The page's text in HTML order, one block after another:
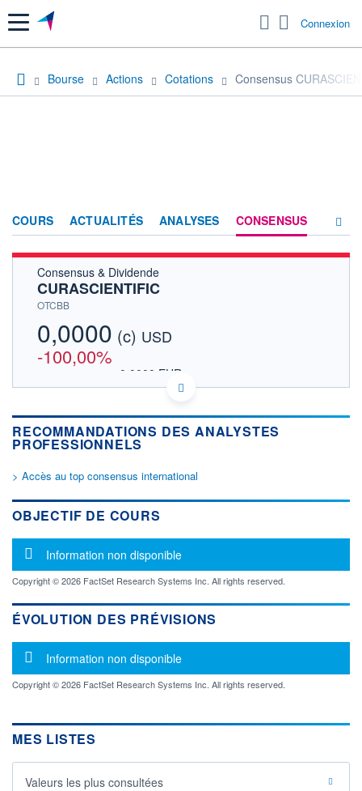
Menu Connexion
Bourse Actions Cotations Consensus
COURS ACTUALITÉS ANALYSES CONSENSUS
Consensus & Dividende
CURASCIENTIFIC
OTCBB
0,0000 (c) USD
-100,00%
0,0000 EUR
DONNÉES TEMPS DIFFÉRÉ
Politique d'exécution
Cotation sur les autres places
OUVERTURE CLÔTURE VEILLE
0,0000
0
VALORISATION
LIMITE À LA
BAISSE
0,0000
LIMITE À LA
HAUSSE
0,0000
RENDEMENT
ESTIMÉ 2026
- -
04.08.26 / 18:40:30
Non éligible
Boursobank
RECOMMANDATIONS DES ANALYSTES
PROFESSIONNELS
> Accès au top consensus international
OBJECTIF DE COURS
Message d'information
Information non disponible
Copyright © 2026 FactSet Research Systems Inc. All rights reserved.
ÉVOLUTION DES PRÉVISIONS
Message d'information
Information non disponible
Copyright © 2026 FactSet Research Systems Inc. All rights reserved.
MES LISTES
Valeurs les plus consultées